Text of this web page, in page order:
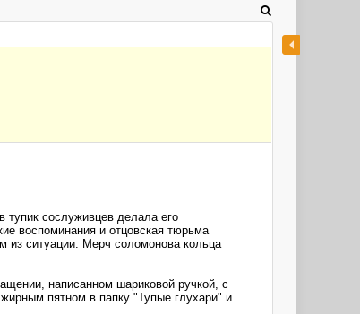
тупик сослуживцев делала его
воспоминания и отцовская тюрьма
из ситуации. Мерч соломонова кольца
написанном шариковой ручкой, с
пятном в папку "Тупые глухари" и